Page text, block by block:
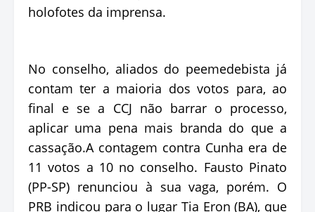
holofotes da imprensa.
No conselho, aliados do peemedebista já
contam ter a maioria dos votos para, ao
final e se a CCJ não barrar o processo,
aplicar uma pena mais branda do que a
cassação.A contagem contra Cunha era de
11 votos a 10 no conselho. Fausto Pinato
(PP-SP) renunciou à sua vaga, porém. O
PRB indicou para o lugar Tia Eron (BA), que